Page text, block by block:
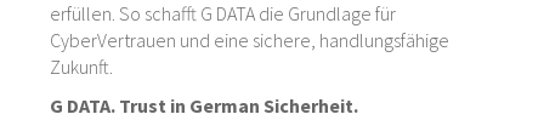
erfüllen. So schafft G DATA die Grundlage für
CyberVertrauen und eine sichere, handlungsfähige
Zukunft.
G DATA. Trust in German Sicherheit.